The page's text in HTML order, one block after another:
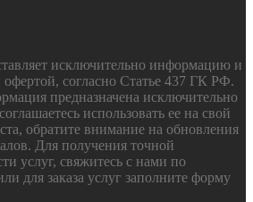
исключительно информацию и
офертой, согласно Статье 437 ГК РФ.
предназначена исключительно
использовать ее на свой
обратите внимание на обновления
Для получения точной
услуг, свяжитесь с нами по
для заказа услуг заполните форму